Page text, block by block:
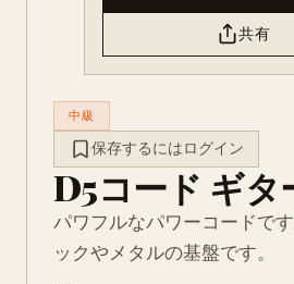
共有
中級
保存するにはログイン
D5コード ギタ
パワフルなパワーコードで
ックやメタルの基盤です。